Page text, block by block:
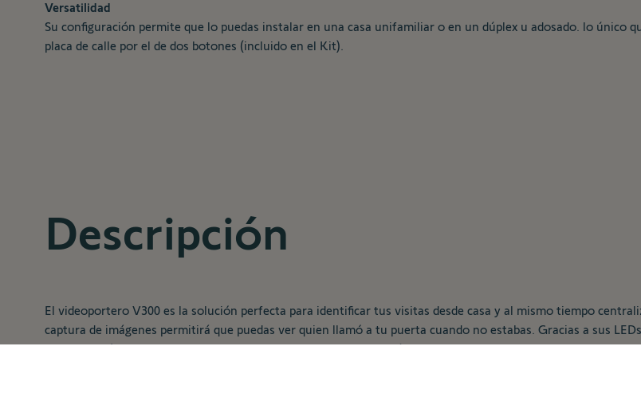
Versatilidad
Su configuración permite que lo puedas instalar en una casa unifamiliar o en un dúplex u adosado. lo único
placa de calle por el de dos botones (incluido en el Kit).
Descripción
El videoportero V300 es la solución perfecta para identificar tus visitas desde casa y al mismo tiempo
captura de imágenes permitirá que puedas ver quien llamó a tu puerta cuando no estabas. Gracias a sus
Su instalación te tomara pocos minutos gracias a que solo deberás conectarlo para comenzar a disfrutarlo,